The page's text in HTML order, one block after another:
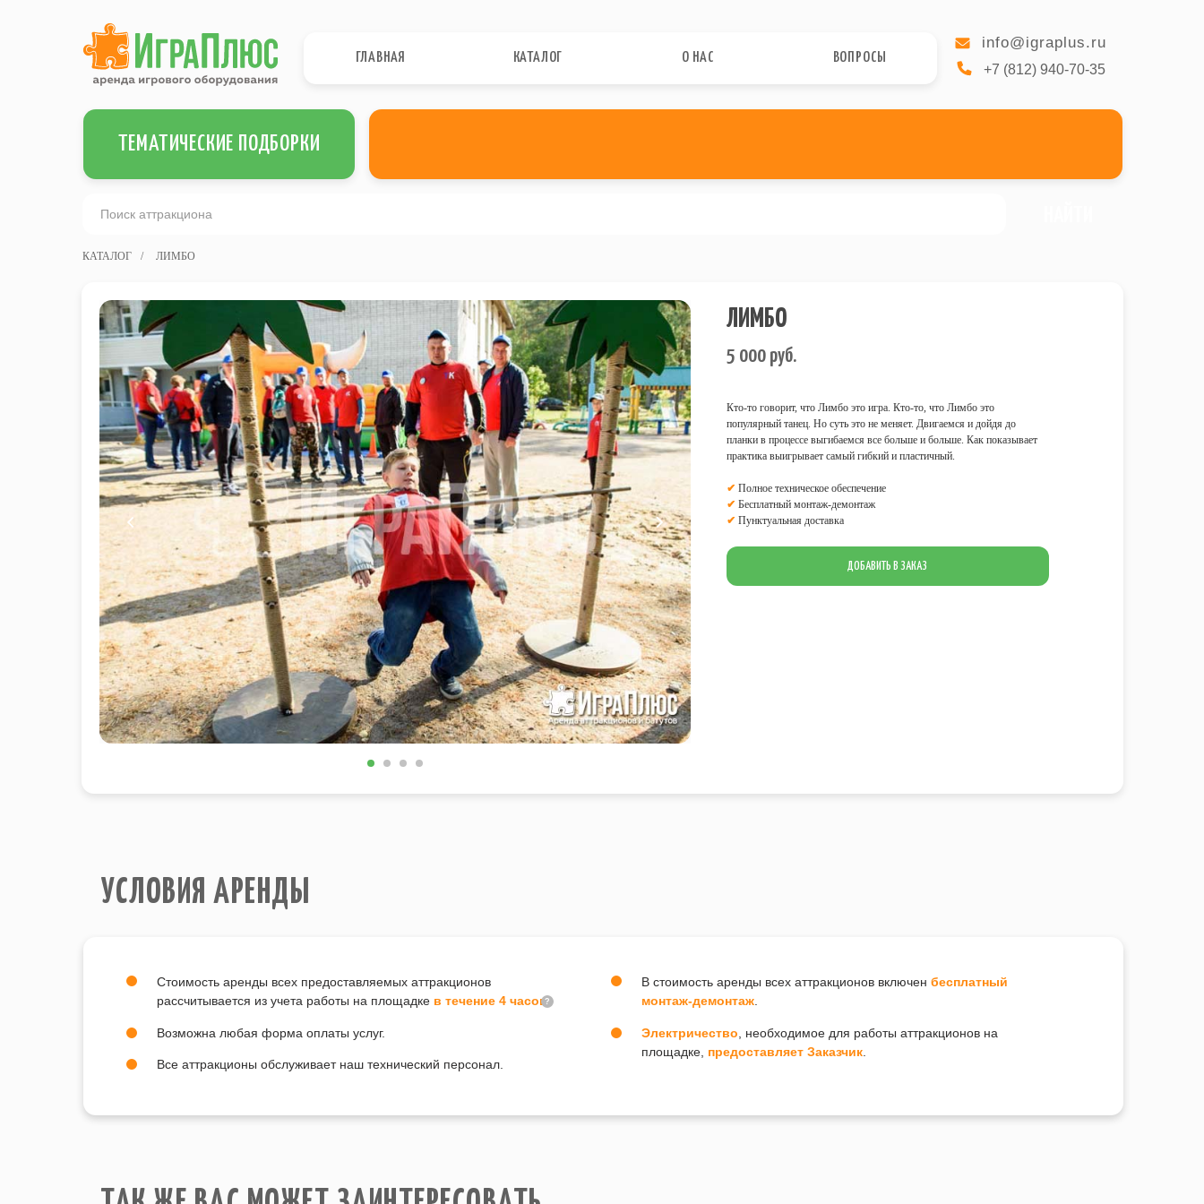
info@igraplus.ru
+7 (812) 940-70-35
ТЕМАТИЧЕСКИЕ ПОДБОРКИ
ГЛАВНАЯ КАТАЛОГ О НАС ВОПРОСЫ
КАТАЛОГ / ЛИМБО
ЛИМБО
5 000 руб.
Кто-то говорит, что Лимбо это игра. Кто-то, что Лимбо это
популярный танец. Но суть это не меняет. Двигаемся и дойдя до
планки в процессе выгибаемся все больше и больше. Как показывает
практика выигрывает самый гибкий и пластичный.
✔ Полное техническое обеспечение
✔ Бесплатный монтаж-демонтаж
✔ Пунктуальная доставка
ДОБАВИТЬ В ЗАКАЗ
УСЛОВИЯ АРЕНДЫ
Стоимость аренды всех предоставляемых аттракционов
рассчитывается из учета работы на площадке в течение 4 часов
В стоимость аренды всех аттракционов включен бесплатный
монтаж-демонтаж
Все аттракционы обслуживает наш технический персонал.
Возможна любая форма оплаты услуг. Электричество , необходимое для работы аттракционов на
площадке, предоставляет Заказчик
?